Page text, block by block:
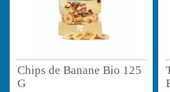
Chips de Banane Bio 125
G